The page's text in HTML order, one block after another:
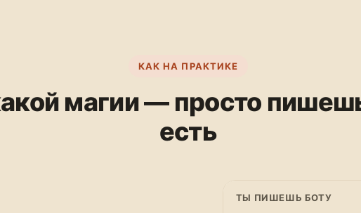
КАК НА ПРАКТИКЕ
магии — просто
есть
ТЫ ПИШЕШЬ БОТУ